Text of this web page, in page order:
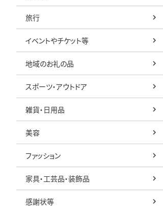
旅行
イベントやチケット等
地域のお礼の品
スポーツ・アウトドア
雑貨・日用品
美容
ファッション
家具・工芸品・装飾品
感謝状等